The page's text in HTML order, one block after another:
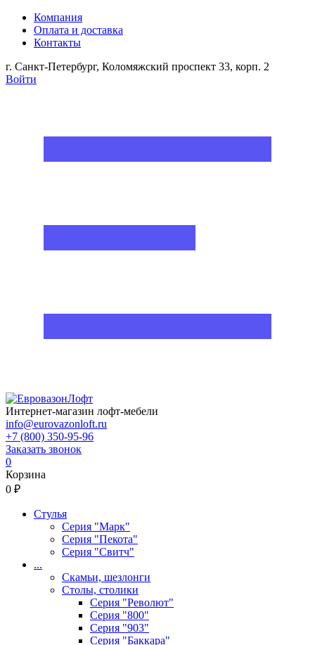
Компания
Оплата и доставка
Контакты
г. Санкт-Петербург, Коломяжский проспект 33, корп. 2
Войти
Интернет-магазин лофт-мебели
info@eurovazonloft.ru
+7 (800) 350-95-96
Заказать звонок
0
Корзина
0 ₽
Стулья
Серия "Марк"
Серия "Пекота"
Серия "Свитч"
...
Скамьи, шезлонги
Столы, столики
Серия "Револют"
Серия "800"
Серия "903"
Серия "Баккара"